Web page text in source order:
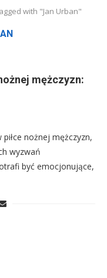
with "Jan Urban"
mężczyzn:
nożnej mężczyzn,
wyzwań
być emocjonujące,